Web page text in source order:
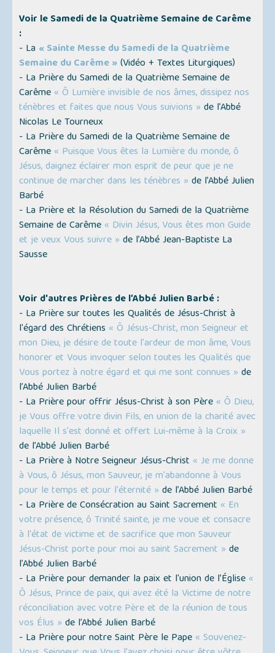
Voir le Samedi de la Quatrième Semaine de Carême
:
- La « Sainte Messe du Samedi de la Quatrième
Semaine du Carême »(Vidéo + Textes Liturgiques)
- La Prière du Samedi de la Quatrième Semaine de
Carême « Ô Lumière invisible de nos âmes, dissipez nos
ténèbres et faites que nous Vous suivions » de l’Abbé
Nicolas Le Tourneux
- La Prière du Samedi de la Quatrième Semaine de
Carême « Puisque Vous êtes la Lumière du monde, ô
Jésus, daignez éclairer mon esprit de peur que je ne
continue de marcher dans les ténèbres » de l’Abbé Julien
Barbé
- La Prière et la Résolution du Samedi de la Quatrième
Semaine de Carême « Divin Jésus, Vous êtes mon Guide
et je veux Vous suivre » de l’Abbé Jean-Baptiste La
Sausse
Voir d'autres Prières de l’Abbé Julien Barbé :
- La Prière sur toutes les Qualités de Jésus-Christ à
l'égard des Chrétiens « Ô Jésus-Christ, mon Seigneur et
mon Dieu, je désire de toute l'ardeur de mon âme, Vous
honorer et Vous invoquer selon toutes les Qualités que
Vous portez à notre égard et qui me sont connues » de
l’Abbé Julien Barbé
- La Prière pour offrir Jésus-Christ à son Père « Ô Dieu,
je Vous offre votre divin Fils, en union de la charité avec
laquelle Il s'est donné et offert Lui-même à la Croix »
de l’Abbé Julien Barbé
- La Prière à Notre Seigneur Jésus-Christ « Je me donne
à Vous, ô Jésus, mon Sauveur, je m'abandonne à Vous
pour le temps et pour l'éternité » de l’Abbé Julien Barbé
- La Prière de Consécration au Saint Sacrement « En
votre présence, ô Trinité sainte, je me voue et consacre
à l'état de victime et de sacrifice que mon Sauveur
Jésus-Christ porte pour moi au saint Sacrement » de
l’Abbé Julien Barbé
- La Prière pour demander la paix et l'union de l’Église «
Ô Jésus, Prince de paix, qui avez été la Victime de notre
réconciliation avec votre Père et de la réunion de tous
vos Élus » de l’Abbé Julien Barbé
- La Prière pour notre Saint Père le Pape « Souvenez-